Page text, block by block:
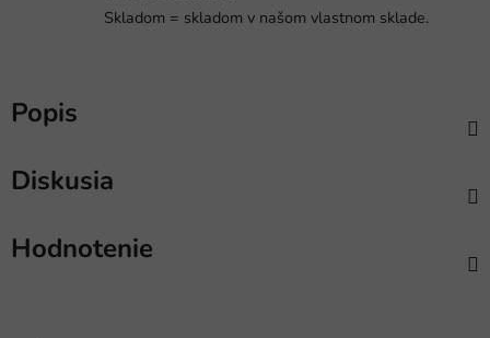
Skladom = skladom v našom vlastnom sklade.
Popis
Diskusia
Hodnotenie